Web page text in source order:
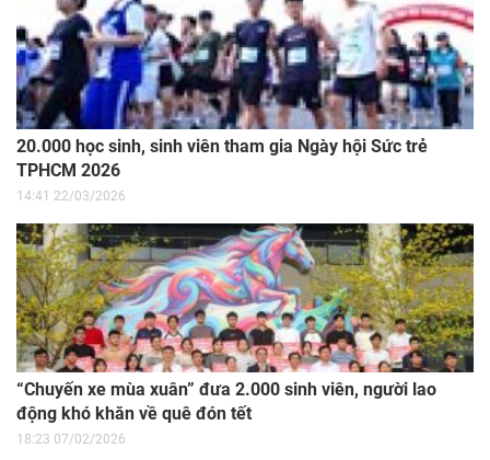
20.000 học sinh, sinh viên tham gia Ngày hội Sức trẻ
TPHCM 2026
14:41 22/03/2026
“Chuyến xe mùa xuân” đưa 2.000 sinh viên, người lao
động khó khăn về quê đón tết
18:23 07/02/2026